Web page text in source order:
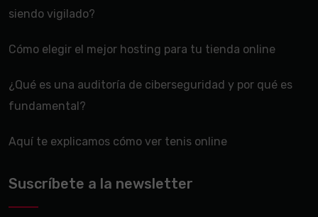
siendo vigilado?
Cómo elegir el mejor hosting para tu tienda online
¿Qué es una auditoría de ciberseguridad y por qué es
fundamental?
Aquí te explicamos cómo ver tenis online
Suscríbete a la newsletter